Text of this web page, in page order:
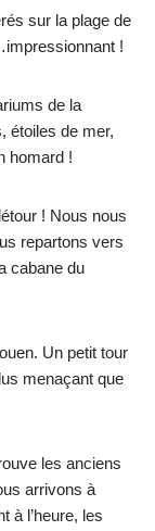
sur la plage de
!
de la
étoiles de mer,
homard !
! Nous nous
repartons vers
cabane du
Un petit tour
menaçant que
les anciens
arrivons à
à l’heure, les